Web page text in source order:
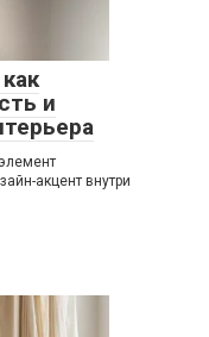
и
акцент внутри